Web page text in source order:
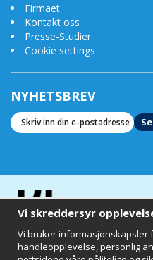
Firmaet
Kontakt oss
Presse-Studier
Cookie settings
NYHETSBREV
Vi skreddersyr
Vi bruker informasjonskapsler
handleopplevelse, personlig